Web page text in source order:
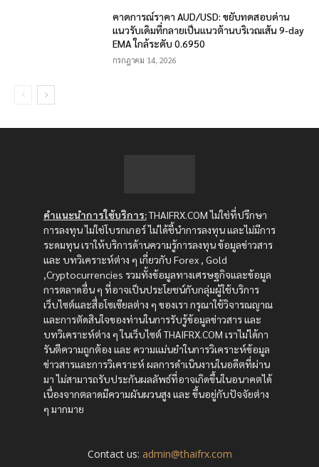
คาดการณ์ราคา AUD/USD: ขยับทดสอบด่าน
แนวรับเดิมที่กลายเป็นแนวต้านบริเวณเส้น 9-day
EMA ใกล้ระดับ 0.6950
กรกฎาคม 14, 2026
คำแนะนำการใช้บริการ:THAIFRX.COM ไม่ใช่ที่ปรึกษา
การลงทุน ไม่ใช่โบรกเกอร์ ไม่ได้ชี้นำการลงทุน และไม่มีการ
ระดมทุน เราให้บริการด้านความรู้การลงทุน ข้อมูลข่าวสาร
และ บทวิเคราะห์ต่าง ๆ เกี่ยวกับ Forex , Gold
,Cryptocurrencies รวมทั้งข้อมูลทางเศรษฐกิจและข้อมูล
การตลาดอื่น ๆ ที่อาจเป็นประโยชน์กับกลุ่มผู้ใช้บริการ
เว็บไซต์และสื่อโซเซียลต่าง ๆ ของเรา กรุณาใช้วิจารณญาณ
และการตัดสินใจของท่านในการรับรู้ข้อมูลข่าวสาร และ
บทวิเคราะห์ต่าง ๆ ในเว็บไซต์ THAIFRX.COM เราไม่ได้กา
รันตีความถูกต้อง และ ความแม่นยำในการวิเคราะห์ข้อมูล
ข่าวสารและการวิเคราะห์ ผลการดำเนินงานในอดีตที่ผ่าน
มา ไม่สามารถรับประกันผลลัพธ์ที่อาจเกิดขึ้นในอนาคตได้
เนื่องจากตลาดมีความผันผวนสูง และ ขึ้นอยู่กับปัจจัยต่าง
ๆ มากมาย
Contact us: admin@thaifrx.com